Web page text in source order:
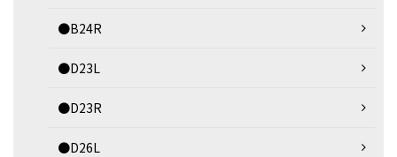
●B24R
●D23L
●D23R
●D26L